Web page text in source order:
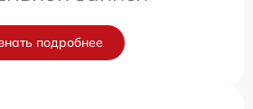
подробнее